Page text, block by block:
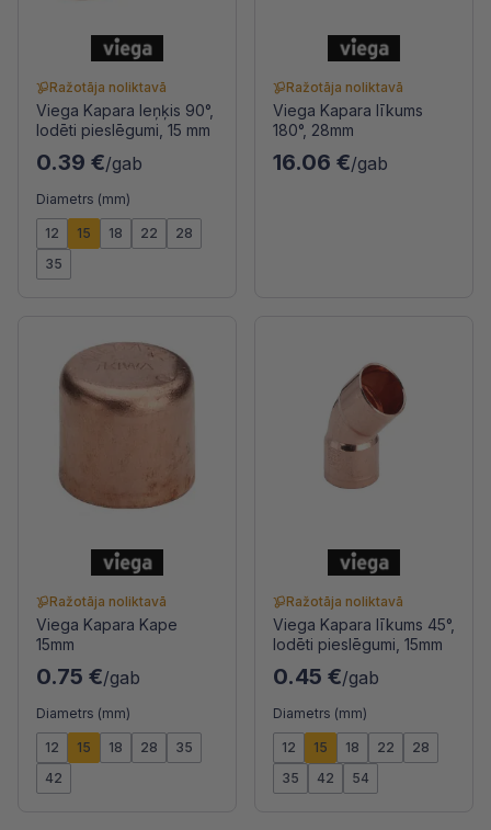
Ražotāja noliktavā
Viega Kapara leņķis 90°,
lodēti pieslēgumi, 15 mm
0.39 €/gab
Diametrs (mm)
12 15 18 22
28
35
Ražotāja noliktavā
Viega Kapara līkums
180°, 28mm
16.06 €/gab
Ražotāja noliktavā
Viega Kapara Kape
15mm
0.75 €/gab
Diametrs (mm)
12 15 18 28
35
42
Ražotāja noliktavā
Viega Kapara līkums 45°,
lodēti pieslēgumi, 15mm
0.45 €/gab
Diametrs (mm)
12 15 18 22
28
35
42 54